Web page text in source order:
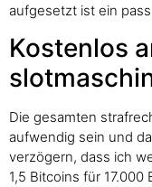
aufgesetzt ist ein
Kostenlos
Die gesamten
aufwendig sein und
verzögern, dass ich
1,5 Bitcoins für